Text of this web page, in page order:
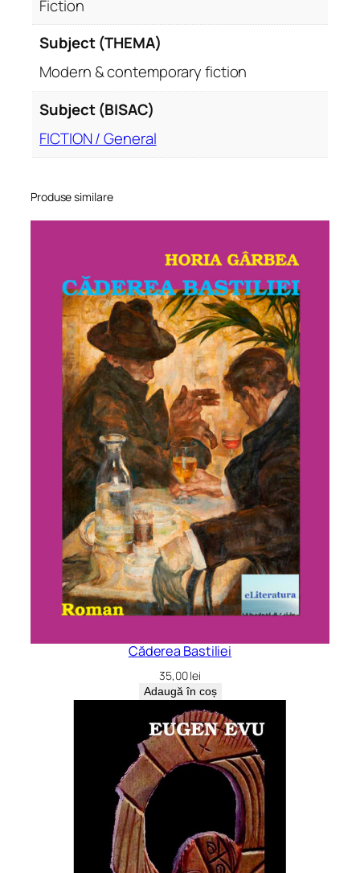
Fiction
Subject (THEMA)
Modern & contemporary fiction
Subject (BISAC)
FICTION / General
Produse similare
Căderea Bastiliei
35,00lei
Adaugă în coș